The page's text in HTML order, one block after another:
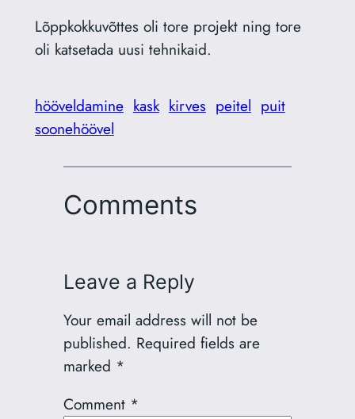
Lõppkokkuvõttes oli tore projekt ning tore
oli katsetada uusi tehnikaid.
hööveldamine kask kirves peitel puit
soonehöövel
Comments
Leave a Reply
Your email address will not be
published. Required fields are
marked *
Comment *